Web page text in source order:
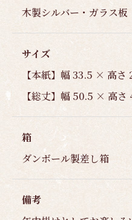
木製シルバー・ガラス板
サイズ
【本紙】幅 33.5 × 高
【総丈】幅 50.5 × 高
箱
ダンボール製差し箱
備考